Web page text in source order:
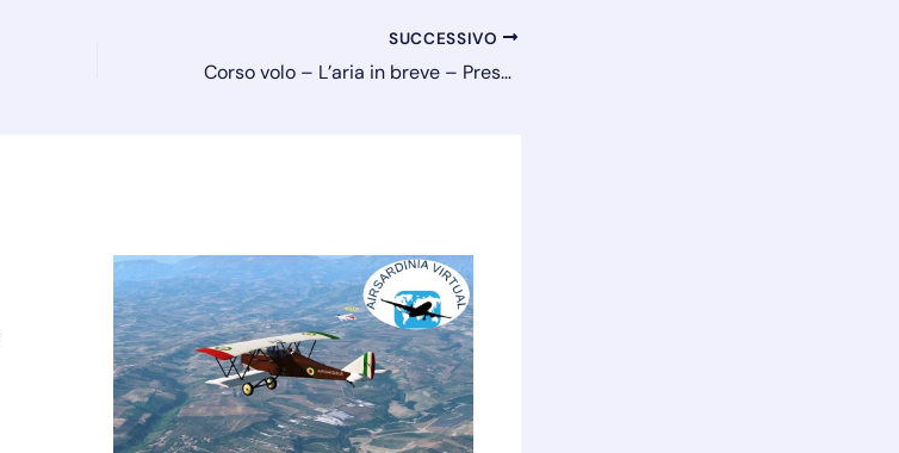
SUCCESSIVO
Corso volo – L’aria in breve – Pressione statica e barometro